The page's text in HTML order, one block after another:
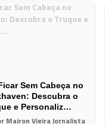
Sem Cabeça no
Descubra o
e Personaliz…
Mairon Vieira Jornalista